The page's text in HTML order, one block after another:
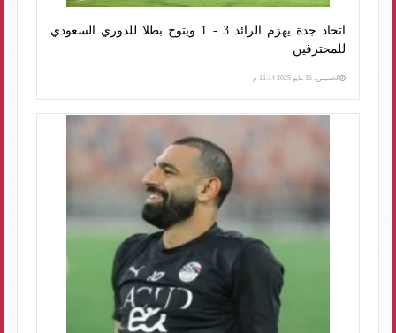
اتحاد جدة يهزم الرائد 3 - 1 ويتوج بطلا للدوري السعودي
للمحترفين
الخميس، 15 مايو 2025 11:14 م